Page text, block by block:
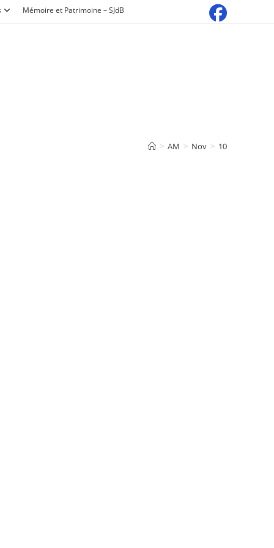
Mémoire et Patrimoine – SJdB
> AM > Nov > 10